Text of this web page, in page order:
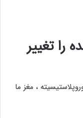
را تغییر
، مغز ما